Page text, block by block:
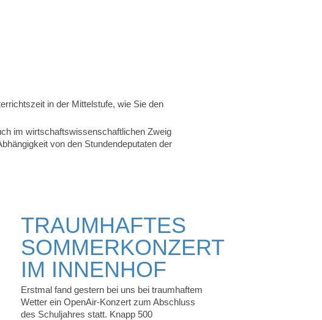
in der Mittelstufe, wie Sie den
im wirtschaftswissenschaftlichen Zweig
von den Stundendeputaten der
TRAUMHAFTES
SOMMERKONZERT
IM INNENHOF
Erstmal fand gestern bei uns bei traumhaftem
Wetter ein OpenAir-Konzert zum Abschluss
des Schuljahres statt. Knapp 500